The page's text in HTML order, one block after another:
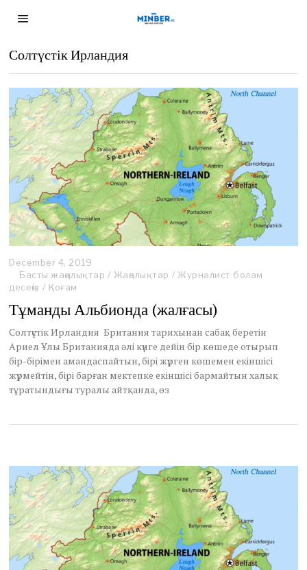
Солтүстік Ирландия
December 4, 2019
Басты жаңалықтар / Жаңалықтар / Журналист болам
десеңіз / Қоғам
Тұманды Альбионда (жалғасы)
Cолтүстік Ирландия Британия тарихынан сабақ беретін
Ариел Ұлы Британияда әлі күнге дейін бір көшеде отырып
бір-бірімен амандаспайтын, бірі жүрген көшемен екіншісі
жүрмейтін, бірі барған мектепке екіншісі бармайтын халық
тұратындығы туралы айтқанда, өз